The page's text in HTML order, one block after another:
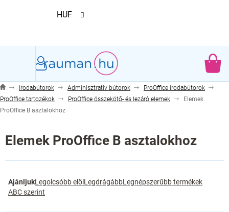
HUF
Irodabútorok Adminisztratív bútorok
ProOffice irodabútorok
ProOffice tartozékok
ProOffice összekötő- és lezáró elemek
Elemek
ProOffice B asztalokhoz
Elemek ProOffice B asztalokhoz
e
r
AjánljukLegolcsóbb elöl LegdrágábbLegnépszerűbb termékek
ABC szerint